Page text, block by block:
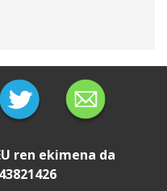
ren ekimena da